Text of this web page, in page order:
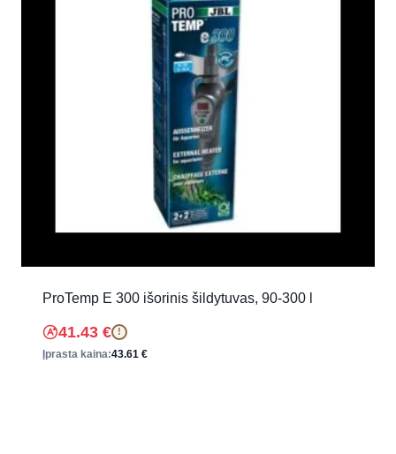
ProTemp E 300 išorinis šildytuvas, 90-300 l
41.43 € !
Įprasta kaina:43.61 €